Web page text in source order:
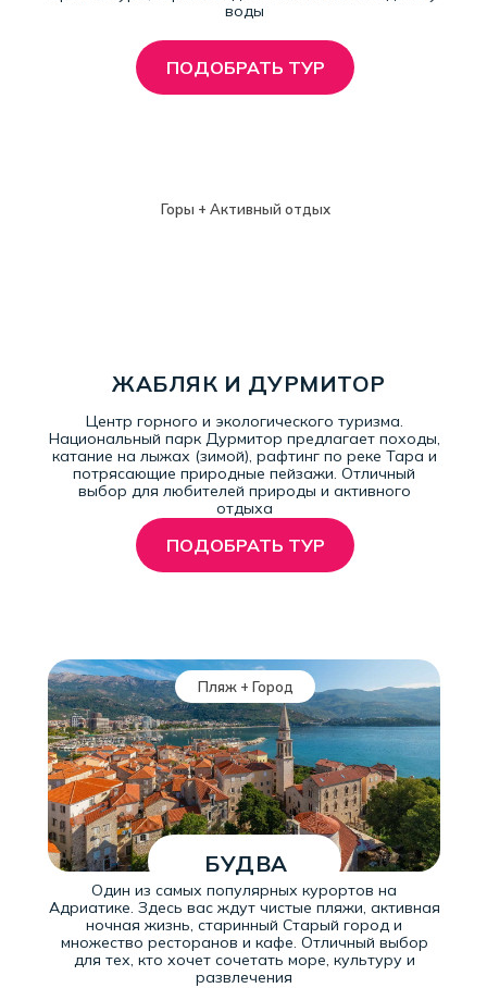
воды
ПОДОБРАТЬ ТУР
Горы + Активный отдых
Центр горного и экологического туризма.
Национальный парк Дурмитор предлагает походы,
катание на лыжах (зимой), рафтинг по реке Тара и
потрясающие природные пейзажи. Отличный
выбор для любителей природы и активного
отдыха
ЖАБЛЯК И ДУРМИТОР
ПОДОБРАТЬ ТУР
Пляж + Город
Один из самых популярных курортов на
Адриатике. Здесь вас ждут чистые пляжи, активная
ночная жизнь, старинный Старый город и
множество ресторанов и кафе. Отличный выбор
для тех, кто хочет сочетать море, культуру и
развлечения
БУДВА